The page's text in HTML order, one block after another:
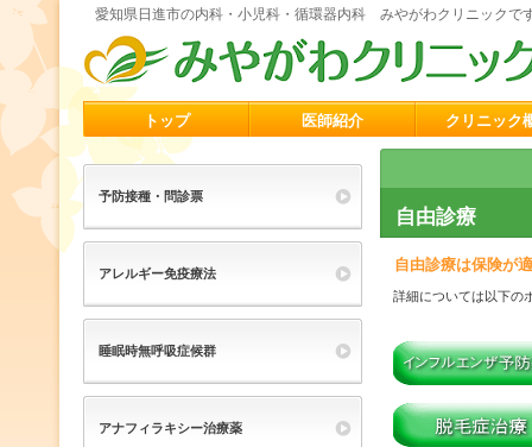
愛知県日進市の内科・小児科・循環器内科 みやがわクリニックで
自由診療
自由診療は保険が
詳細については以下の
トップ 医師紹介 クリニック
予防接種・問診票
アレルギー免疫療法
睡眠時無呼吸症候群
アナフィラキシー治療薬